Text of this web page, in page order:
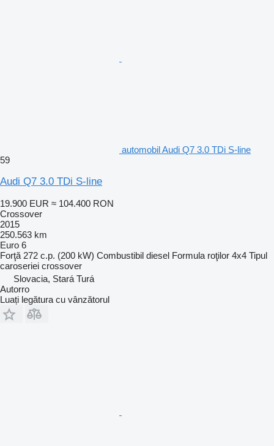
automobil Audi Q7 3.0 TDi S-line
59
Audi Q7 3.0 TDi S-line
19.900 EUR ≈ 104.400 RON
Crossover
2015
250.563 km
Euro 6
Forţă 272 c.p. (200 kW) Combustibil diesel Formula roţilor 4x4 Tipul
caroseriei crossover
Slovacia, Stará Turá
Autorro
Luați legătura cu vânzătorul